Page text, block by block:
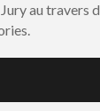
au travers